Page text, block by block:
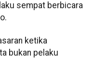
sempat berbicara
ketika
bukan pelaku